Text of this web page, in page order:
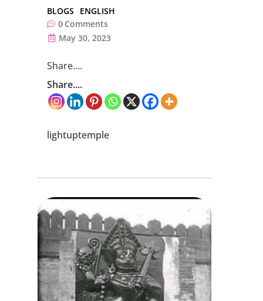
BLOGS
ENGLISH
0 Comments
May 30, 2023
Share….
Share....
lightuptemple